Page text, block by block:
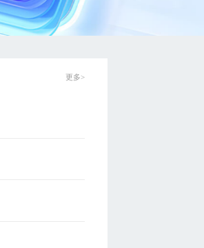
更多>